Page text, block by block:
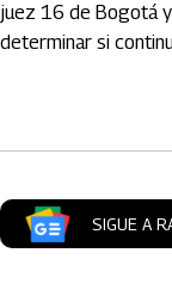
juez 16 de Bogotá
determinar si
SIGUE A